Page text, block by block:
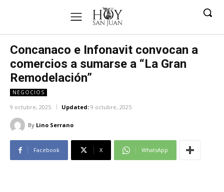
Concanaco e Infonavit convocan a
comercios a sumarse a “La Gran
Remodelación”
NEGOCIOS
9 octubre, 2025 Updated: 9 octubre, 2025
By Lino Serrano
Facebook X WhatsApp